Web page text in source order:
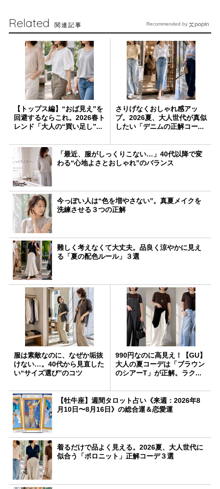
Related 関連記事
【トップス編】“おば見え”を
回避するならこれ。2026春ト
レンド「大人の“買い足し”...
さりげなくおしゃれ感アッ
プ。2026夏、大人世代が真似
したい「デニムの正解コー...
「最近、服がしっくりこない…」40代以降で変
わる“心地よさとおしゃれ”のバランス
今っぽい人は“色を増やさない”。真夏メイクを
洗練させる３つの正解
難しく考えなくて大丈夫。品良く涼やかに見え
る「夏の配色ルール」３選
服は素敵なのに、なぜか垢抜
けない…。40代から見直した
い“サイズ選び”のコツ
990円なのに高見え！【GU】
大人の夏コーデは「ブラウン
のシアーT」が正解。ラク...
【牡牛座】週間タロット占い《来週：2026年8
月10日〜8月16日》の総合運＆恋愛運
着るだけで品よく見える。2026夏、大人世代に
似合う「ポロニット」正解コーデ３選
Recommended by